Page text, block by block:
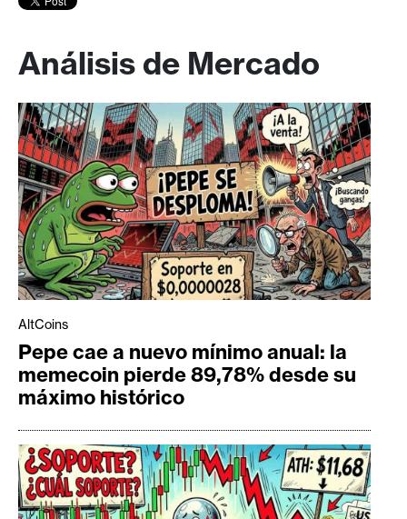
Análisis de Mercado
AltCoins
Pepe cae a nuevo mínimo anual: la
memecoin pierde 89,78% desde su
máximo histórico